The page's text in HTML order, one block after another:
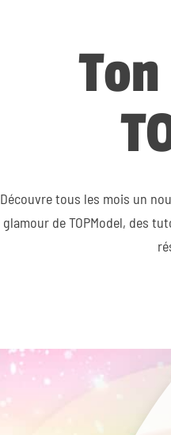
Découvre tous les mois un
glamour de TOPModel, des